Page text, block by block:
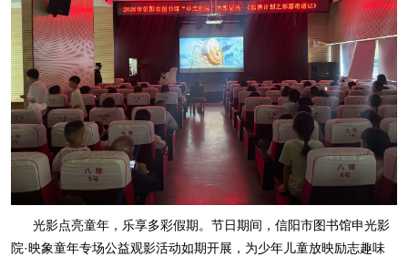
光影点亮童年，乐享多彩假期。节日期间，信阳市图书馆申光影
院·映象童年专场公益观影活动如期开展，为少年儿童放映励志趣味